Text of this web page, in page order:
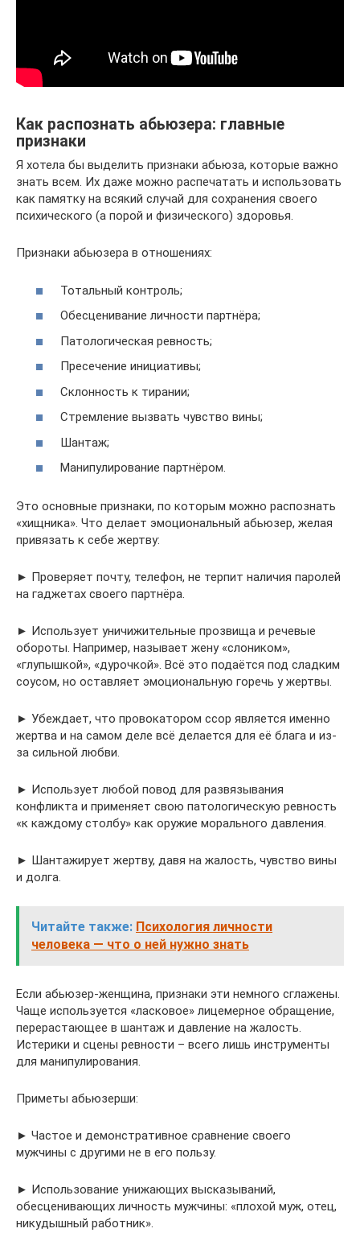
Как распознать абьюзера: главные
признаки
Я хотела бы выделить признаки абьюза, которые важно
знать всем. Их даже можно распечатать и использовать
как памятку на всякий случай для сохранения своего
психического (а порой и физического) здоровья.
Признаки абьюзера в отношениях:
Тотальный контроль;
Обесценивание личности партнёра;
Патологическая ревность;
Пресечение инициативы;
Склонность к тирании;
Стремление вызвать чувство вины;
Шантаж;
Манипулирование партнёром.
Это основные признаки, по которым можно распознать
«хищника». Что делает эмоциональный абьюзер, желая
привязать к себе жертву:
► Проверяет почту, телефон, не терпит наличия паролей
на гаджетах своего партнёра.
► Использует уничижительные прозвища и речевые
обороты. Например, называет жену «слоником»,
«глупышкой», «дурочкой». Всё это подаётся под сладким
соусом, но оставляет эмоциональную горечь у жертвы.
► Убеждает, что провокатором ссор является именно
жертва и на самом деле всё делается для её блага и из-
за сильной любви.
► Использует любой повод для развязывания
конфликта и применяет свою патологическую ревность
«к каждому столбу» как оружие морального давления.
► Шантажирует жертву, давя на жалость, чувство вины
и долга.
Читайте также: Психология личности
человека — что о ней нужно знать
Если абьюзер-женщина, признаки эти немного сглажены.
Чаще используется «ласковое» лицемерное обращение,
перерастающее в шантаж и давление на жалость.
Истерики и сцены ревности – всего лишь инструменты
для манипулирования.
Приметы абьюзерши:
► Частое и демонстративное сравнение своего
мужчины с другими не в его пользу.
► Использование унижающих высказываний,
обесценивающих личность мужчины: «плохой муж, отец,
никудышный работник».